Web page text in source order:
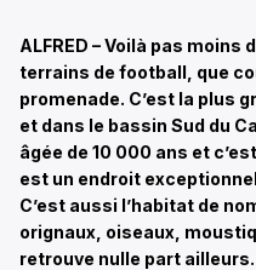
ALFRED – Voilà pas
terrains de football, que
promenade. C’est la plus
et dans le bassin Sud du
âgée de 10 000 ans et
est un endroit
C’est aussi l’habitat de
orignaux, oiseaux,
retrouve nulle part ailleurs.